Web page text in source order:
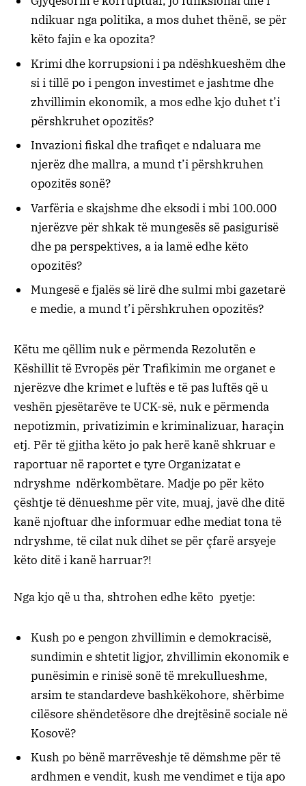
ndikuar nga politika, a mos duhet thënë, se për
këto fajin e ka opozita?
Krimi dhe korrupsioni i pa ndëshkueshëm dhe
si i tillë po i pengon investimet e jashtme dhe
zhvillimin ekonomik, a mos edhe kjo duhet t’i
përshkruhet opozitës?
Invazioni fiskal dhe trafiqet e ndaluara me
njerëz dhe mallra, a mund t’i përshkruhen
opozitës sonë?
Varfëria e skajshme dhe eksodi i mbi 100.000
njerëzve për shkak të mungesës së pasigurisë
dhe pa perspektives, a ia lamë edhe këto
opozitës?
Mungesë e fjalës së lirë dhe sulmi mbi gazetarë
e medie, a mund t’i përshkruhen opozitës?
Këtu me qëllim nuk e përmenda Rezolutën e
Këshillit të Evropës për Trafikimin me organet e
njerëzve dhe krimet e luftës e të pas luftës që u
veshën pjesëtarëve te UCK-së, nuk e përmenda
nepotizmin, privatizimin e kriminalizuar, haraçin
etj. Për të gjitha këto jo pak herë kanë shkruar e
raportuar në raportet e tyre Organizatat e
ndryshme ndërkombëtare. Madje po për këto
çështje të dënueshme për vite, muaj, javë dhe ditë
kanë njoftuar dhe informuar edhe mediat tona të
ndryshme, të cilat nuk dihet se për çfarë arsyeje
këto ditë i kanë harruar?!
Nga kjo që u tha, shtrohen edhe këto pyetje:
Kush po e pengon zhvillimin e demokracisë,
sundimin e shtetit ligjor, zhvillimin ekonomik e
punësimin e rinisë sonë të mrekullueshme,
arsim te standardeve bashkëkohore, shërbime
cilësore shëndetësore dhe drejtësinë sociale në
Kosovë?
Kush po bënë marrëveshje të dëmshme për të
ardhmen e vendit, kush me vendimet e tija apo